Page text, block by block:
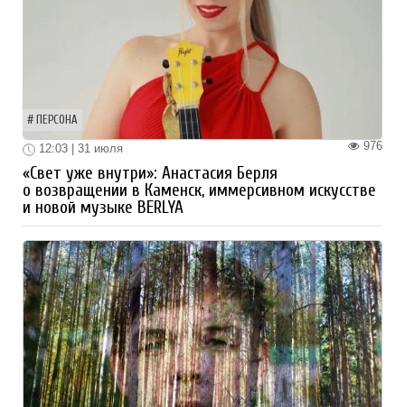
ПЕРСОНА
976
12:03 | 31 июля
«Свет уже внутри»: Анастасия Берля
о возвращении в Каменск, иммерсивном искусстве
и новой музыке BERLYA